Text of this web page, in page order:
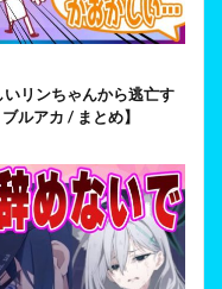
リンちゃんから逃亡す
ルアカ / まとめ】